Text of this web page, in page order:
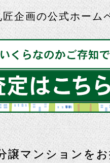
企画の公式ホーム
譲マンションを